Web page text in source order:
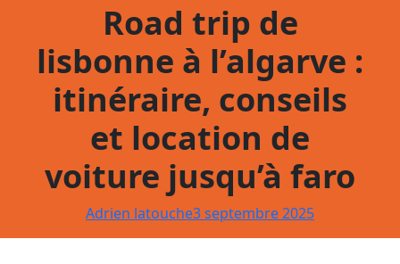
Road trip de
lisbonne à l’algarve :
itinéraire, conseils
et location de
voiture jusqu’à faro
Adrien latouche3 septembre 2025